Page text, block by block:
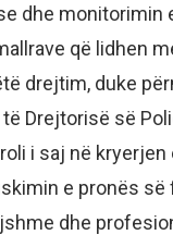
dhe monitorimin
që lidhen
drejtim, duke
Drejtorisë së
i saj në kryerjen
e pronës së
dhe